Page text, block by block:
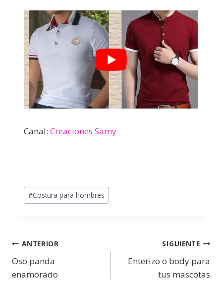
Canal: Creaciones Samy
#Costura para hombres
ANTERIOR
Oso panda
enamorado
SIGUIENTE
Enterizo o body para
tus mascotas